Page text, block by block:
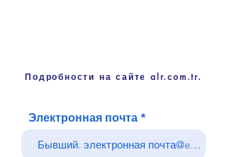
Подробности на сайте alr.com.tr.
Электронная почта